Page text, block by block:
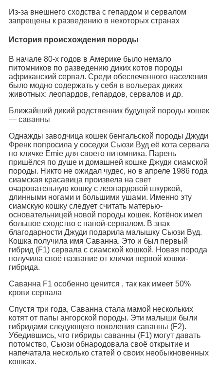
Из-за внешнего сходства с гепардом и сервалом
запрещены к разведению в некоторых странах
История происхождения породы
В начале 80-х годов в Америке было немало
питомников по разведению диких котов породы
африканский сервал. Среди обеспеченного населения
было модно содержать у себя в вольерах диких
животных: леопардов, гепардов, сервалов и др.
Ближайший дикий родственник будущей породы кошек
— саванны
Однажды заводчица кошек бенгальской породы Джуди
Френк попросила у соседки Сьюзи Вуд её кота сервала
по кличке Emie для своего питомника. Парень
пришёлся по душе и домашней кошке Джуди сиамской
породы. Никто не ожидал чудес, но в апреле 1986 года
сиамская красавица произвела на свет
очаровательную кошку с леопардовой шкуркой,
длинными ногами и большими ушами. Именно эту
сиамскую кошку следует считать матерью-
основательницей новой породы кошек. Котёнок имел
большое сходство с папой-сервалом. В знак
благодарности Джуди подарила малышку Сьюзи Вуд.
Кошка получила имя Саванна. Это и был первый
гибрид (F1) сервала с сиамской кошкой. Новая порода
получила своё название от клички первой кошки-
гибрида.
Саванна F1 особенно ценится , так как имеет 50%
крови сервала
Спустя три года, Саванна стала мамой нескольких
котят от папы ангорской породы. Эти малыши были
гибридами следующего поколения саванны (F2).
Убедившись, что гибриды саванны (F1) могут давать
потомство, Сьюзи обнародовала своё открытие и
напечатала несколько статей о своих необыкновенных
кошках.